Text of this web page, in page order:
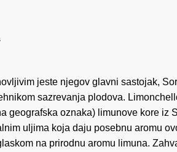
jeste njegov glavni sastojak,
sazrevanja plodova.
geografska oznaka) limunove kore iz
uljima koja daju posebnu aromu
na prirodnu aromu limuna.